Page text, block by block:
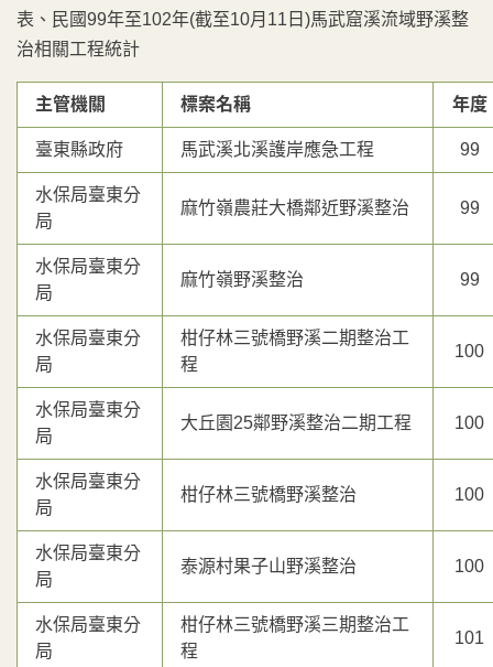
表、民國99年至102年(截至10月11日)馬武窟溪流域野溪整
治相關工程統計
主管機關 標案名稱 年度
臺東縣政府 馬武溪北溪護岸應急工程 99
水保局臺東分
局
麻竹嶺農莊大橋鄰近野溪整治 99
水保局臺東分
局
麻竹嶺野溪整治 99
水保局臺東分
局
柑仔林三號橋野溪二期整治工
程
100
水保局臺東分
局
大丘園25鄰野溪整治二期工程 100
水保局臺東分
局
柑仔林三號橋野溪整治 100
水保局臺東分
局
泰源村果子山野溪整治 100
水保局臺東分
局
柑仔林三號橋野溪三期整治工
程
101